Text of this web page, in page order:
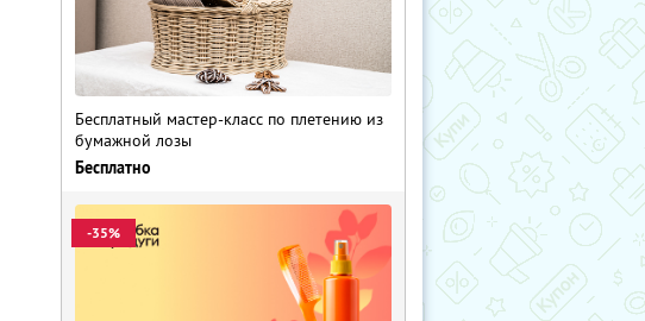
Бесплатный мастер-класс по плетению из
бумажной лозы
Бесплатно
-35%